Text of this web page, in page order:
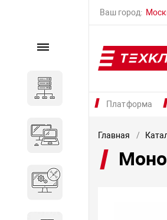
Ваш город:
Платформа
Каталог
Компьютеры и
Комплектующие для
Главная